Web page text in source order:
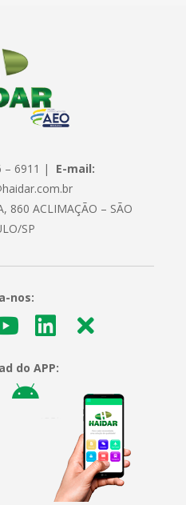
– 6911 | E-mail:
860 ACLIMAÇÃO – SÃO
SP
nos:
do APP: